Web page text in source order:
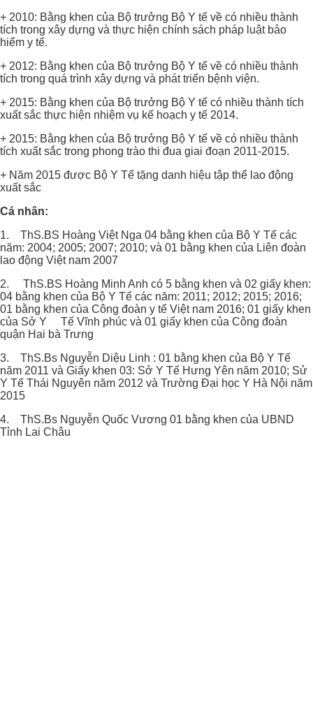
+ 2010: Bằng khen của Bộ trưởng Bộ Y tế về có nhiều thành
tích trong xây dựng và thực hiện chính sách pháp luật bảo
hiểm y tế.
+ 2012: Bằng khen của Bộ trưởng Bộ Y tế về có nhiều thành
tích trong quá trình xây dựng và phát triển bệnh viện.
+ 2015: Bằng khen của Bộ trưởng Bộ Y tế có nhiều thành tích
xuất sắc thực hiện nhiệm vụ kế hoạch y tế 2014.
+ 2015: Bằng khen của Bộ trưởng Bộ Y tế về có nhiều thành
tích xuất sắc trong phong trào thi đua giai đoạn 2011-2015.
+ Năm 2015 được Bộ Y Tế tặng danh hiệu tập thể lao động
xuất sắc
Cá nhân:
1. ThS.BS Hoàng Việt Nga 04 bằng khen của Bộ Y Tế các
năm: 2004; 2005; 2007; 2010; và 01 bằng khen của Liên đoàn
lao động Việt nam 2007
2. ThS.BS Hoàng Minh Anh có 5 bằng khen và 02 giấy khen:
04 bằng khen của Bộ Y Tế các năm: 2011; 2012; 2015; 2016;
01 bằng khen của Công đoàn y tế Việt nam 2016; 01 giấy khen
của Sở Y Tế Vĩnh phúc và 01 giấy khen của Công đoàn
quận Hai bà Trưng
3. ThS.Bs Nguyễn Diệu Linh : 01 bằng khen của Bộ Y Tế
năm 2011 và Giấy khen 03: Sở Y Tế Hưng Yên năm 2010; Sử
Y Tế Thái Nguyên năm 2012 và Trường Đại học Y Hà Nội năm
2015
4. ThS.Bs Nguyễn Quốc Vương 01 bằng khen của UBND
Tỉnh Lai Châu